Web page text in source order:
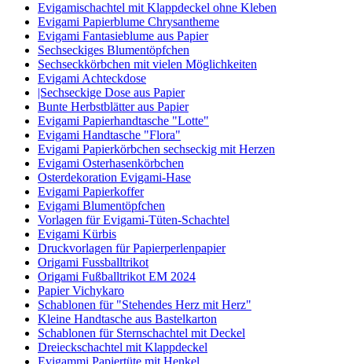
Evigamischachtel mit Klappdeckel ohne Kleben
Evigami Papierblume Chrysantheme
Evigami Fantasieblume aus Papier
Sechseckiges Blumentöpfchen
Sechseckkörbchen mit vielen Möglichkeiten
Evigami Achteckdose
|Sechseckige Dose aus Papier
Bunte Herbstblätter aus Papier
Evigami Papierhandtasche "Lotte"
Evigami Handtasche "Flora"
Evigami Papierkörbchen sechseckig mit Herzen
Evigami Osterhasenkörbchen
Osterdekoration Evigami-Hase
Evigami Papierkoffer
Evigami Blumentöpfchen
Vorlagen für Evigami-Tüten-Schachtel
Evigami Kürbis
Druckvorlagen für Papierperlenpapier
Origami Fussballtrikot
Origami Fußballtrikot EM 2024
Papier Vichykaro
Schablonen für "Stehendes Herz mit Herz"
Kleine Handtasche aus Bastelkarton
Schablonen für Sternschachtel mit Deckel
Dreieckschachtel mit Klappdeckel
Evigammi Papiertüte mit Henkel